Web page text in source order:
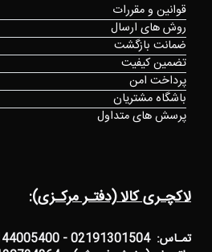
لاکچـری کالا (دفتـر مرکـزی):
تمـاس: 02191301504 - 02144005400
قوانین و مقررات
روش های ارسال
ضمانت بازگشت
تضمین کیفیت
پرداخت امن
باشگاه مشتریان
پرسش های متداول